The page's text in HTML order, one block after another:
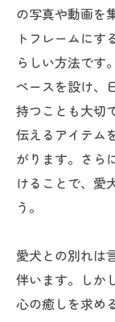
の写真や動画を
トフレームにす
らしい方法です
ペースを設け、
持つことも大切
伝えるアイテム
がります。さら
けることで、愛
う。
愛犬との別れは
伴います。しか
心の癒しを求め